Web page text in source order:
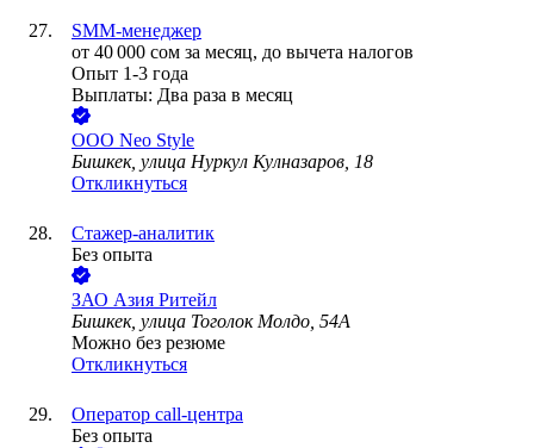
SMM-менеджер
от 40 000 сом за месяц, до вычета налогов
Опыт 1-3 года
Выплаты: Два раза в месяц
ООО Neo Style
Бишкек, улица Нуркул Кулназаров, 18
Откликнуться
Стажер-аналитик
Без опыта
ЗАО Азия Ритейл
Бишкек, улица Тоголок Молдо, 54А
Можно без резюме
Откликнуться
Оператор call-центра
Без опыта